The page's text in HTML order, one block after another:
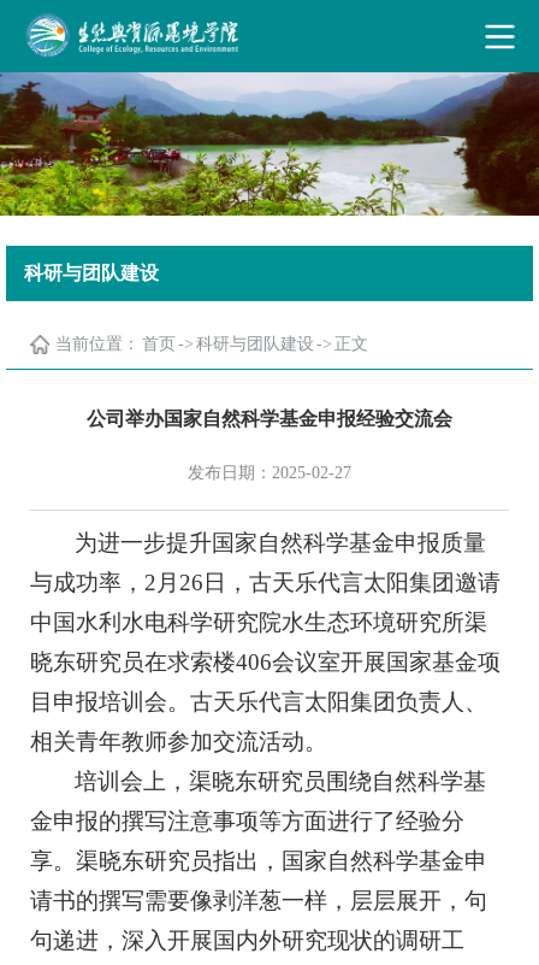
古天乐代言太阳集团·(中国)能源有限公司
科研与团队建设
当前位置： 首页 -> 科研与团队建设 -> 正文
公司举办国家自然科学基金申报经验交流会
发布日期：2025-02-27
为进一步提升国家自然科学基金申报质量
与成功率，2月26日，古天乐代言太阳集团邀请
中国水利水电科学研究院水生态环境研究所渠
晓东研究员在求索楼406会议室开展国家基金项
目申报培训会。古天乐代言太阳集团负责人、
相关青年教师参加交流活动。
培训会上，渠晓东研究员围绕自然科学基
金申报的撰写注意事项等方面进行了经验分
享。渠晓东研究员指出，国家自然科学基金申
请书的撰写需要像剥洋葱一样，层层展开，句
句递进，深入开展国内外研究现状的调研工